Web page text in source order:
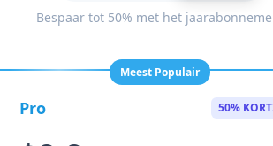
Bespaar tot 50% met het
Meest Populair
Pro 50%